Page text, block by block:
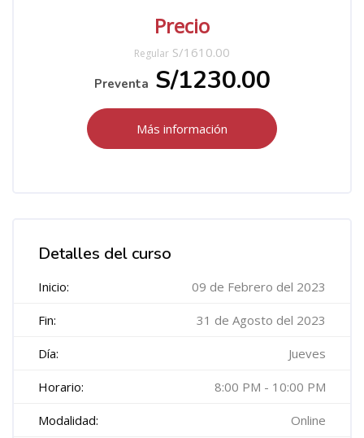
Precio
Regular S/1610.00
Preventa S/1230.00
Más información
Detalles del curso
Inicio: 09 de Febrero del 2023
Fin: 31 de Agosto del 2023
Día: Jueves
Horario: 8:00 PM - 10:00 PM
Modalidad: Online